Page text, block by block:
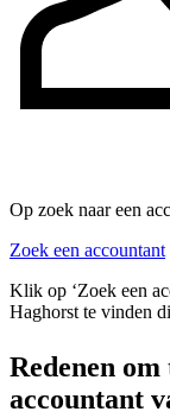
Op zoek naar een
Zoek een accountant
Klik op ‘Zoek een
Haghorst te vinden
Redenen
accountant